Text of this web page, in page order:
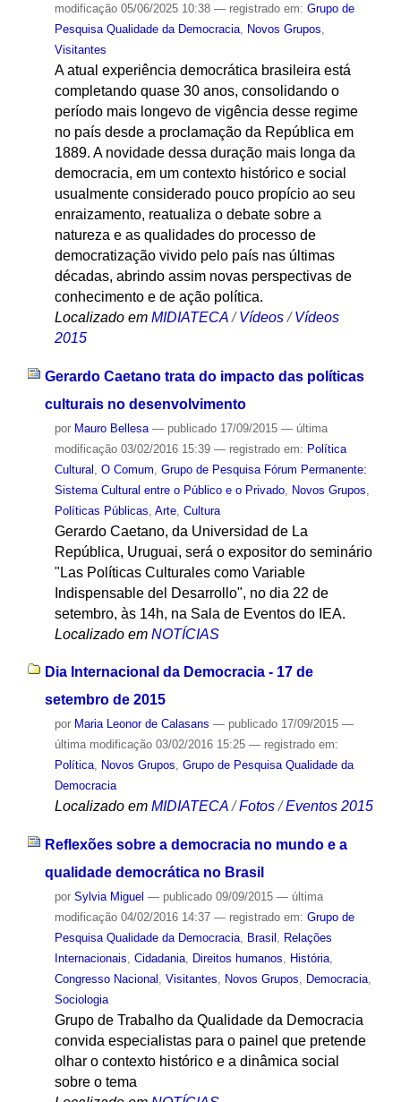
modificação05/06/2025 10:38 — registrado em: Grupo de
Pesquisa Qualidade da Democracia, Novos Grupos
Visitantes
A atual experiência democrática brasileira está
completando quase 30 anos, consolidando o
período mais longevo de vigência desse regime
no país desde a proclamação da República em
1889. A novidade dessa duração mais longa da
democracia, em um contexto histórico e social
usualmente considerado pouco propício ao seu
enraizamento, reatualiza o debate sobre a
natureza e as qualidades do processo de
democratização vivido pelo país nas últimas
décadas, abrindo assim novas perspectivas de
conhecimento e de ação política.
Localizado em MIDIATECA /Vídeos /Vídeos
2015
Gerardo Caetano trata do impacto das políticas
culturais no desenvolvimento
por Mauro Bellesa — publicado17/09/2015 — última
modificação03/02/2016 15:39 — registrado em: Política
Cultural O Comum Grupo de Pesquisa Fórum Permanente:
Sistema Cultural entre o Público e o Privado, Novos Grupos
Políticas Públicas Arte, Cultura
Gerardo Caetano, da Universidad de La
República, Uruguai, será o expositor do seminário
"Las Políticas Culturales como Variable
Indispensable del Desarrollo", no dia 22 de
setembro, às 14h, na Sala de Eventos do IEA.
Localizado em NOTÍCIAS
Dia Internacional da Democracia - 17 de
setembro de 2015
por Maria Leonor de Calasans — publicado17/09/2015 —
última modificação03/02/2016 15:25 — registrado em:
Política, Novos Grupos, Grupo de Pesquisa Qualidade da
Democracia
Localizado em MIDIATECA /Fotos /Eventos 2015
Reflexões sobre a democracia no mundo e a
qualidade democrática no Brasil
por Sylvia Miguel — publicado09/09/2015 — última
modificação04/02/2016 14:37 — registrado em: Grupo de
Pesquisa Qualidade da Democracia, Brasil , Relações
Internacionais, Cidadania, Direitos humanos, História,
Congresso Nacional , Visitantes, Novos Grupos, Democracia,
Sociologia
Grupo de Trabalho da Qualidade da Democracia
convida especialistas para o painel que pretende
olhar o contexto histórico e a dinâmica social
sobre o tema